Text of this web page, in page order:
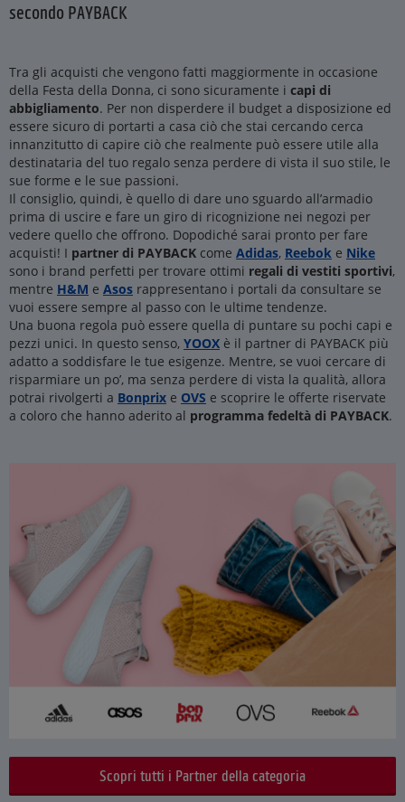
secondo PAYBACK
Tra gli acquisti che vengono fatti maggiormente in occasione
della Festa della Donna, ci sono sicuramente i capi di
abbigliamento. Per non disperdere il budget a disposizione ed
essere sicuro di portarti a casa ciò che stai cercando cerca
innanzitutto di capire ciò che realmente può essere utile alla
destinataria del tuo regalo senza perdere di vista il suo stile, le
sue forme e le sue passioni.
Il consiglio, quindi, è quello di dare uno sguardo all’armadio
prima di uscire e fare un giro di ricognizione nei negozi per
vedere quello che offrono. Dopodiché sarai pronto per fare
acquisti! I partner di PAYBACK come Adidas, Reebok e Nike
sono i brand perfetti per trovare ottimi regali di vestiti sportivi,
mentre H&M e Asos rappresentano i portali da consultare se
vuoi essere sempre al passo con le ultime tendenze.
Una buona regola può essere quella di puntare su pochi capi e
pezzi unici. In questo senso, YOOX è il partner di PAYBACK più
adatto a soddisfare le tue esigenze. Mentre, se vuoi cercare di
risparmiare un po’, ma senza perdere di vista la qualità, allora
potrai rivolgerti a Bonprix e OVS e scoprire le offerte riservate
a coloro che hanno aderito al programma fedeltà di PAYBACK.
Scopri tutti i Partner della categoria